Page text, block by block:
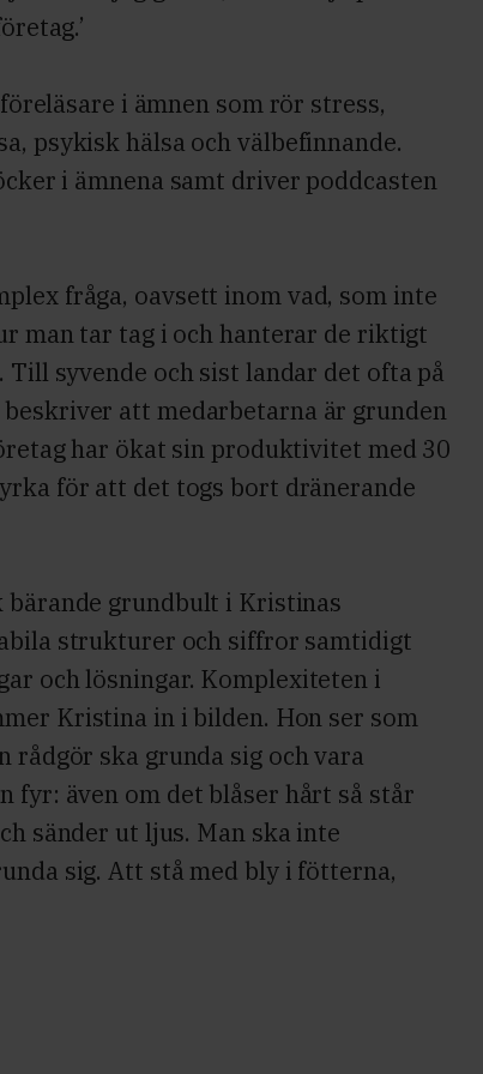
i ämnen som rör stress,
psykisk hälsa och välbefinnande.
i ämnena samt driver poddcasten
fråga, oavsett inom vad, som inte
man tar tag i och hanterar de riktigt
Till syvende och sist landar det ofta på
att medarbetarna är grunden
har ökat sin produktivitet med 30
för att det togs bort dränerande
bärande grundbult i Kristinas
strukturer och siffror samtidigt
och lösningar. Komplexiteten i
Kristina in i bilden. Hon ser som
rådgör ska grunda sig och vara
fyr: även om det blåser hårt så står
sänder ut ljus. Man ska inte
sig. Att stå med bly i fötterna,